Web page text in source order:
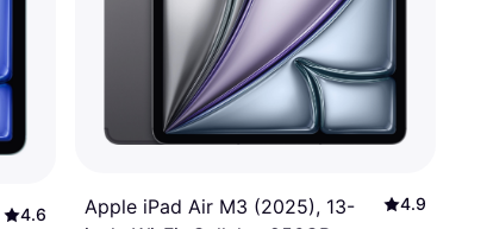
4.6
Apple iPad Air M3 (2025), 13-
4.9